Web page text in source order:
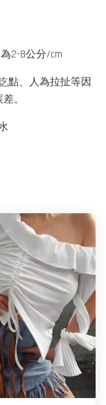
2-8公分/cm
點、人為拉扯等因
。